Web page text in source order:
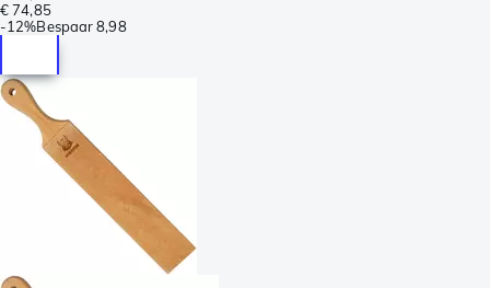
€ 74,85
-12%Bespaar 8,98